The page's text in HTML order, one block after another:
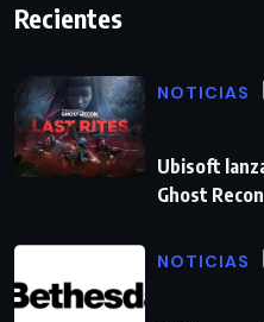
Recientes
NOTICIAS
Ubisoft
Ghost
NOTICIAS